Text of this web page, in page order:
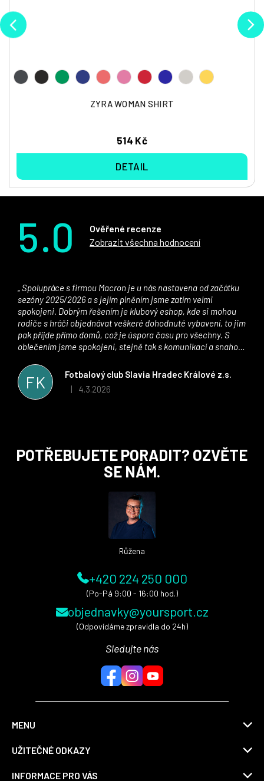
ZYRA WOMAN SHIRT
514 Kč
DETAIL
5.0
Ověřené recenze
Zobrazit všechna hodnocení
FK
Fotbalový club Slavia Hradec Králové z.s.
Hodnocení obchodu je 5 z 5 hvězdiček.
| 4.3.2026
sezóny 2025/2026 a s jejím plněním jsme zatím velmi
spokojeni. Dobrým řešením je klubový eshop, kde si mohou
rodiče s hráči objednávat veškeré dohodnuté vybavení, to jim
pak přijde přímo domů, což je úspora času pro všechny. S
oblečením jsme spokojeni, stejně tak s komunikací a snahou
stran. Věříme, že v tomto duchu bude spolupráce pokračovat
i nadále, nyní už začínáme řešit i první sady dresů ;)
POTŘEBUJETE PORADIT? OZVĚTE
SE NÁM.
Růžena
+420 224 250 000
(Po-Pá 9:00 - 16:00 hod.)
objednavky@yoursport.cz
(Odpovídáme zpravidla do 24h)
Sledujte nás
MENU
UŽITEČNÉ ODKAZY
INFORMACE PRO VÁS